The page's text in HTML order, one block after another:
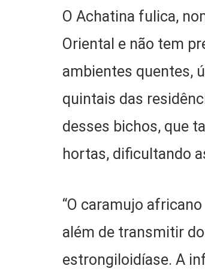
O Achatina fulica,
Oriental e não tem
ambientes quentes,
quintais das
desses bichos, que
hortas, dificultando
“O caramujo
além de transmitir
estrongiloidíase. A